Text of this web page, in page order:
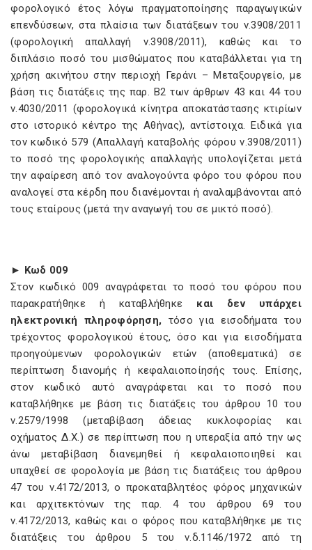
φορολογικό έτος λόγω πραγματοποίησης παραγωγικών
επενδύσεων, στα πλαίσια των διατάξεων του ν.3908/2011
(φορολογική απαλλαγή ν.3908/2011), καθώς και το
διπλάσιο ποσό του μισθώματος που καταβάλλεται για τη
χρήση ακινήτου στην περιοχή Γεράνι – Μεταξουργείο, με
βάση τις διατάξεις της παρ. Β2 των άρθρων 43 και 44 του
ν.4030/2011 (φορολογικά κίνητρα αποκατάστασης κτιρίων
στο ιστορικό κέντρο της Αθήνας), αντίστοιχα. Ειδικά για
τον κωδικό 579 (Απαλλαγή καταβολής φόρου ν.3908/2011)
το ποσό της φορολογικής απαλλαγής υπολογίζεται μετά
την αφαίρεση από τον αναλογούντα φόρο του φόρου που
αναλογεί στα κέρδη που διανέμονται ή αναλαμβάνονται από
τους εταίρους (μετά την αναγωγή του σε μικτό ποσό).
► Κωδ 009
Στον κωδικό 009 αναγράφεται το ποσό του φόρου που
παρακρατήθηκε ή καταβλήθηκε και δεν υπάρχει
ηλεκτρονική πληροφόρηση, τόσο για εισοδήματα του
τρέχοντος φορολογικού έτους, όσο και για εισοδήματα
προηγούμενων φορολογικών ετών (αποθεματικά) σε
περίπτωση διανομής ή κεφαλαιοποίησής τους. Επίσης,
στον κωδικό αυτό αναγράφεται και το ποσό που
καταβλήθηκε με βάση τις διατάξεις του άρθρου 10 του
ν.2579/1998 (μεταβίβαση άδειας κυκλοφορίας και
οχήματος Δ.Χ.) σε περίπτωση που η υπεραξία από την ως
άνω μεταβίβαση διανεμηθεί ή κεφαλαιοποιηθεί και
υπαχθεί σε φορολογία με βάση τις διατάξεις του άρθρου
47 του ν.4172/2013, ο προκαταβλητέος φόρος μηχανικών
και αρχιτεκτόνων της παρ. 4 του άρθρου 69 του
ν.4172/2013, καθώς και ο φόρος που καταβλήθηκε με τις
διατάξεις του άρθρου 5 του ν.δ.1146/1972 από τη